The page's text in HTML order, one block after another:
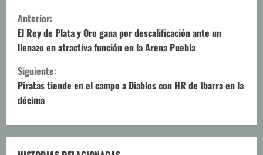
S
i
g
u
e
l
Anterior:
El Rey de Plata y Oro gana por descalificación ante un
llenazo en atractiva función en la Arena Puebla
Siguiente:
Piratas tiende en el campo a Diablos con HR de Ibarra en la
décima